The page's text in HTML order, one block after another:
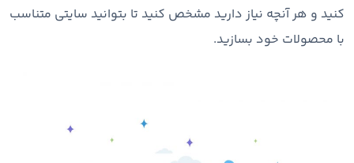
کنید و هر آنچه نیاز دارید مشخص کنید تا بتوانید سایتی متناسب
با محصولات خود بسازید.